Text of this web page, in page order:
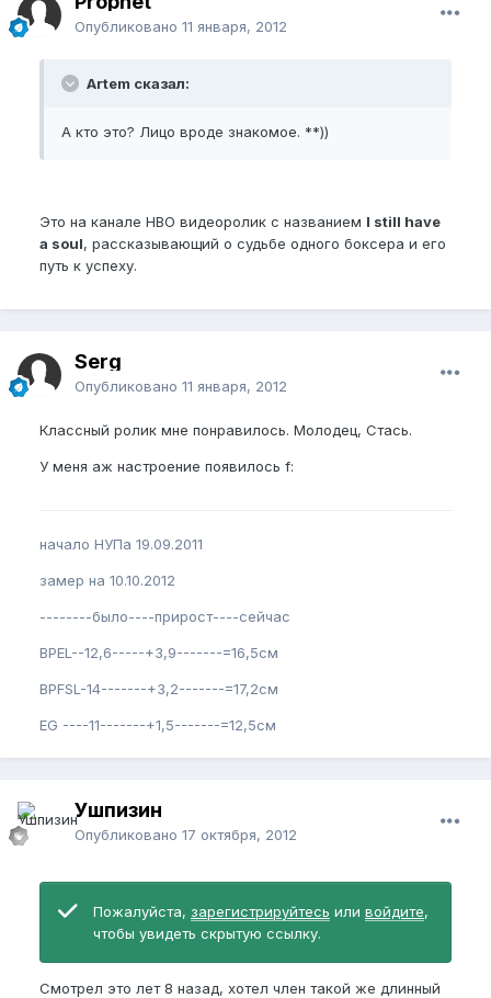
Опубликовано 11 января, 2012
Artem сказал:
А кто это? Лицо вроде знакомое. **))
Это на канале HBO видеоролик с названием I still have
a soul, рассказывающий о судьбе одного боксера и его
путь к успеху.
Serg
Опубликовано 11 января, 2012
Классный ролик мне понравилось. Молодец, Стась.
У меня аж настроение появилось f:
начало НУПа 19.09.2011
замер на 10.10.2012
--------было----прирост----сейчас
BPEL--12,6-----+3,9-------=16,5см
BPFSL-14-------+3,2-------=17,2см
EG ----11-------+1,5-------=12,5см
Ушпизин
Опубликовано 17 октября, 2012
Пожалуйста, зарегистрируйтесь или войдите,
чтобы увидеть скрытую ссылку.
Смотрел это лет 8 назад, хотел член такой же длинный